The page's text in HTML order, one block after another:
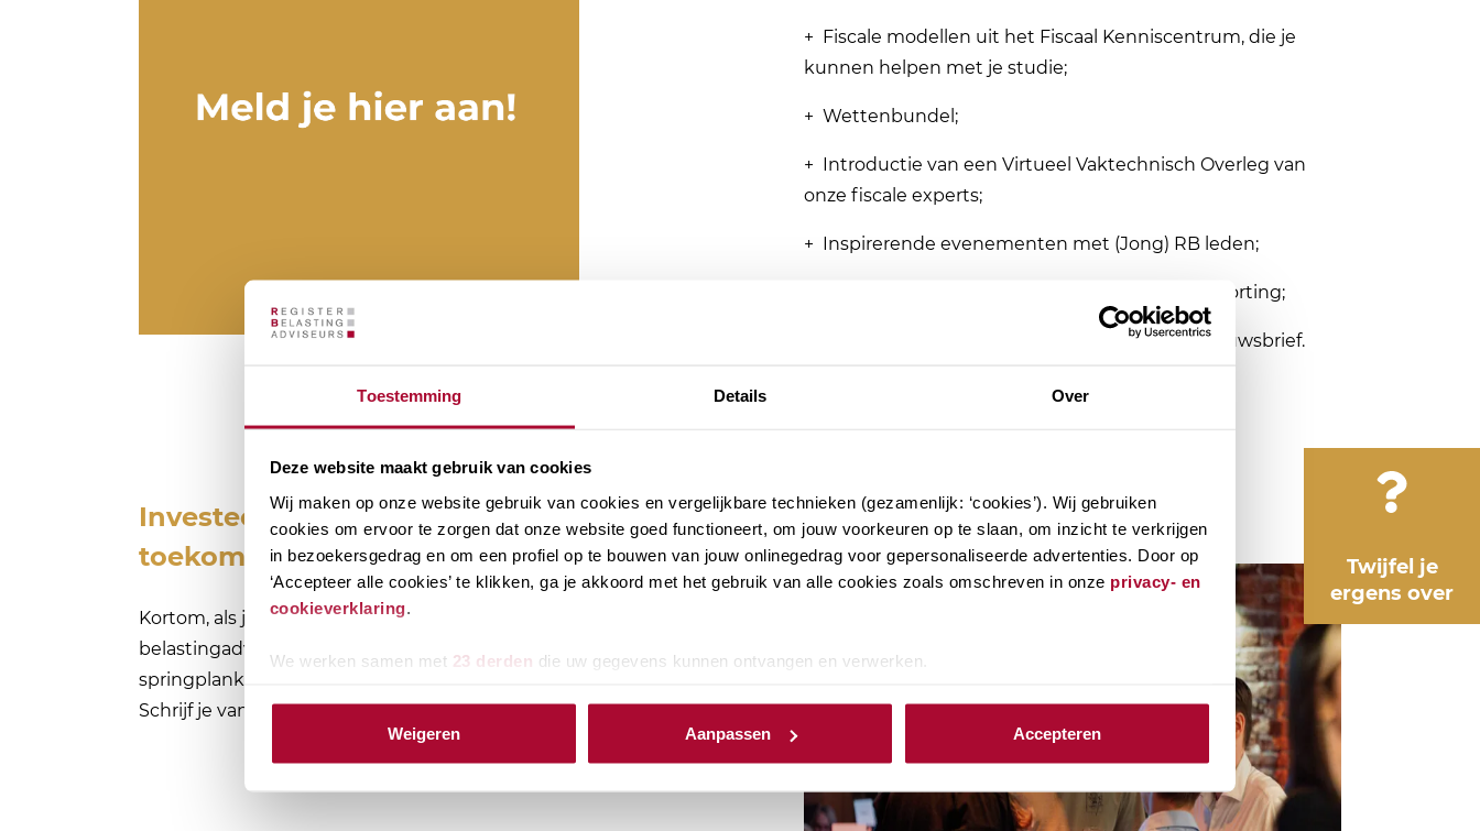
Toestemming Details Over
Deze website maakt gebruik van cookies
Wij maken op onze website gebruik van cookies en vergelijkbare technieken (gezamenlijk: ‘cookies’). Wij gebruiken
cookies om ervoor te zorgen dat onze website goed functioneert, om jouw voorkeuren op te slaan, om inzicht te verkrijgen
in bezoekersgedrag en om een profiel op te bouwen van jouw onlinegedrag voor gepersonaliseerde advertenties. Door op
‘Accepteer alle cookies’ te klikken, ga je akkoord met het gebruik van alle cookies zoals omschreven in onze privacy- en
cookieverklaring.
We werken samen met 23 derden die uw gegevens kunnen ontvangen en verwerken.
Weigeren Aanpassen Accepteren
+ Fiscale modellen uit het Fiscaal Kenniscentrum, die je
kunnen helpen met je studie;
+ Wettenbundel;
+ Introductie van een Virtueel Vaktechnisch Overleg van
onze fiscale experts;
+ Inspirerende evenementen met (Jong) RB leden;
+ Relevante cursussen en webinars met ledenkorting;
+ Ontvang extra voordelen via de TaxXpress nieuwsbrief.
Investeer al tijdens je studie in je
toekomst!
Kortom, als je wilt investeren in je toekomst als
belastingadviseur, is ons studentlidmaatschap de perfecte
springplank om je carrière als belastingadviseur te beginnen.
Schrijf je vandaag nog aan en ontdek de voordelen zelf!
+++
Twijfel je
ergens over